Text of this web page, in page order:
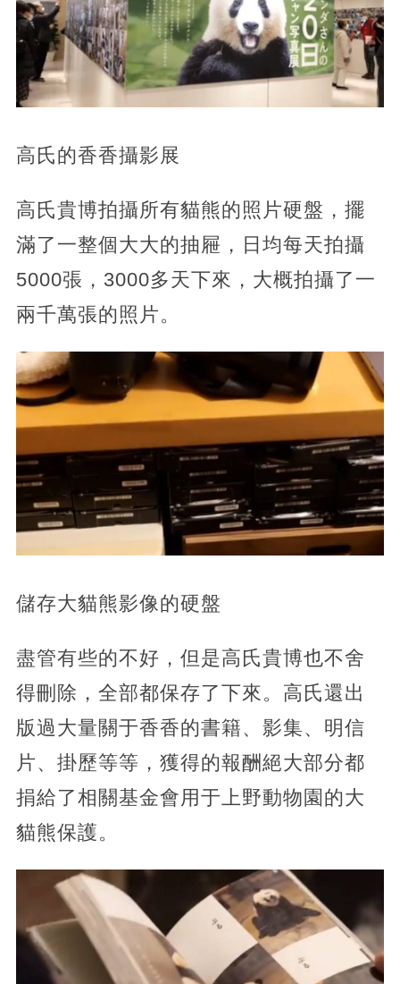
高氏的香香攝影展
高氏貴博拍攝所有貓熊的照片硬盤，擺
滿了一整個大大的抽屜，日均每天拍攝
5000張，3000多天下來，大概拍攝了一
兩千萬張的照片。
儲存大貓熊影像的硬盤
盡管有些的不好，但是高氏貴博也不舍
得刪除，全部都保存了下來。高氏還出
版過大量關于香香的書籍、影集、明信
片、掛歷等等，獲得的報酬絕大部分都
捐給了相關基金會用于上野動物園的大
貓熊保護。